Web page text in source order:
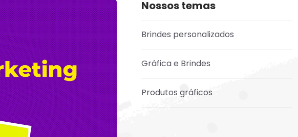
Nossos temas
Brindes personalizados
Gráfica e Brindes
Produtos gráficos